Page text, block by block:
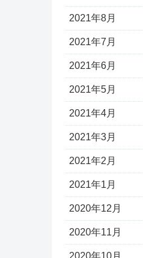
2021年8月
2021年7月
2021年6月
2021年5月
2021年4月
2021年3月
2021年2月
2021年1月
2020年12月
2020年11月
2020年10月